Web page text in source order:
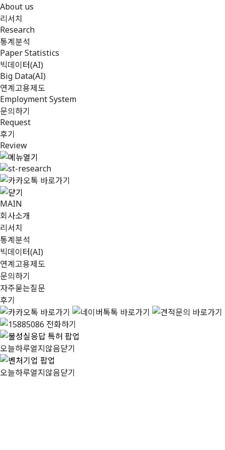
About us
리서치
Research
통계분석
Paper Statistics
빅데이터(AI)
Big Data(AI)
연계고용제도
Employment System
문의하기
Request
후기
Review
MAIN
회사소개
리서치
통계분석
빅데이터(AI)
연계고용제도
문의하기
자주묻는질문
후기
오늘하루열지않음닫기
오늘하루열지않음닫기